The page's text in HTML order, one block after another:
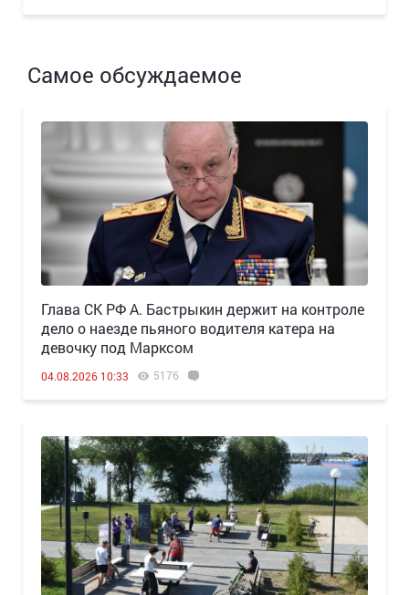
Самое обсуждаемое
Глава СК РФ А. Бастрыкин держит на контроле
дело о наезде пьяного водителя катера на
девочку под Марксом
04.08.2026 10:33 5176